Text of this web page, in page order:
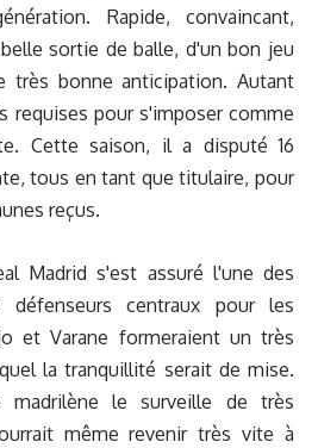
Rapide, convaincant,
sortie de balle, d'un bon jeu
très bonne anticipation. Autant
requises pour s'imposer comme
Cette saison, il a disputé 16
tous en tant que titulaire, pour
reçus.
Madrid s'est assuré l'une des
défenseurs centraux pour les
et Varane formeraient un très
la tranquillité serait de mise.
madrilène le surveille de très
même revenir très vite à